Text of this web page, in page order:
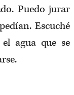
Puedo jurar
Escuché
agua que se